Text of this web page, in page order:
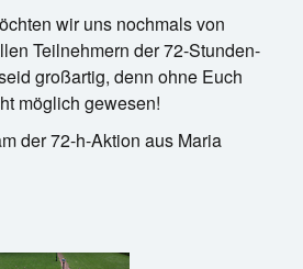
wir uns nochmals von
Teilnehmern der 72-Stunden-
großartig, denn ohne Euch
möglich gewesen!
der 72-h-Aktion aus Maria